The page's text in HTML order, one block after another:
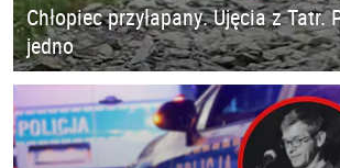
Chłopiec przyłapany. Ujęcia z
jedno